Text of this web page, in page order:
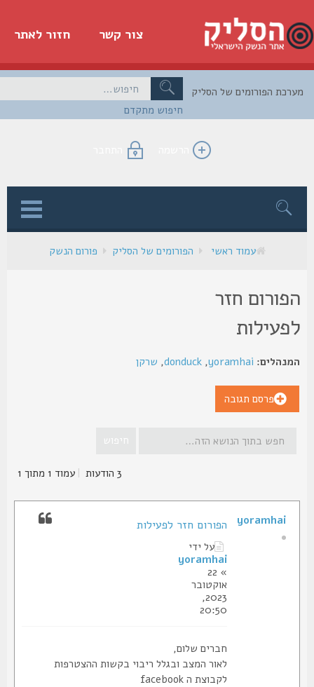
חזור לאתר צור קשר
חיפוש מתקדם
הפורומים של הסליק
הרשמה התחבר
עמוד ראשי הפורומים של הסליק פורום הנשק
חזר
yoramhai
,
donduck
,שרקן
פרסם תגובה
|עמוד1מתוך1
הפורום חזר לפעילות
על ידי
yoramhai
אוקטובר
2023,
20:50
חברים שלום,
לאור המצב ובגלל ריבוי בקשות ההצטרפות
לקבוצת ה facebook
yoramhai